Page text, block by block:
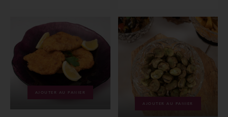
AJOUTER AU PANIER
AJOUTER AU PANIER